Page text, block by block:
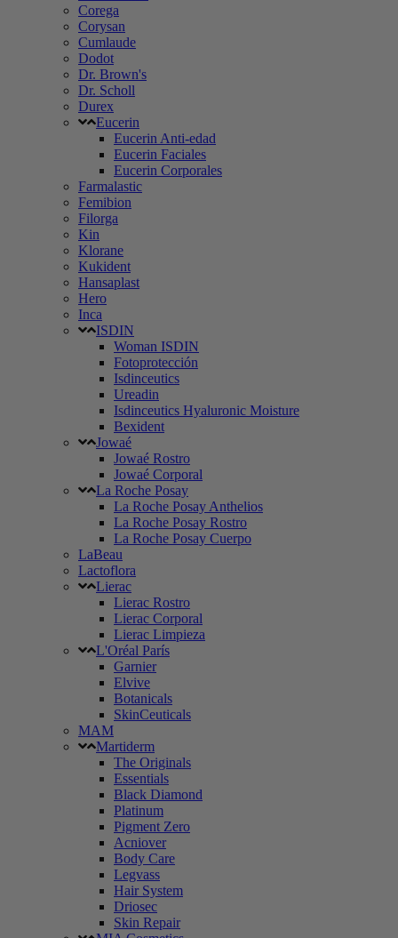
Corega
Corysan
Cumlaude
Dodot
Dr. Brown's
Dr. Scholl
Durex
Eucerin
Eucerin Anti-edad
Eucerin Faciales
Eucerin Corporales
Farmalastic
Femibion
Filorga
Kin
Klorane
Kukident
Hansaplast
Hero
Inca
ISDIN
Woman ISDIN
Fotoprotección
Isdinceutics
Ureadin
Isdinceutics Hyaluronic Moisture
Bexident
Jowaé
Jowaé Rostro
Jowaé Corporal
La Roche Posay
La Roche Posay Anthelios
La Roche Posay Rostro
La Roche Posay Cuerpo
LaBeau
Lactoflora
Lierac
Lierac Rostro
Lierac Corporal
Lierac Limpieza
L'Oréal París
Garnier
Elvive
Botanicals
SkinCeuticals
MAM
Martiderm
The Originals
Essentials
Black Diamond
Platinum
Pigment Zero
Acniover
Body Care
Legvass
Hair System
Driosec
Skin Repair